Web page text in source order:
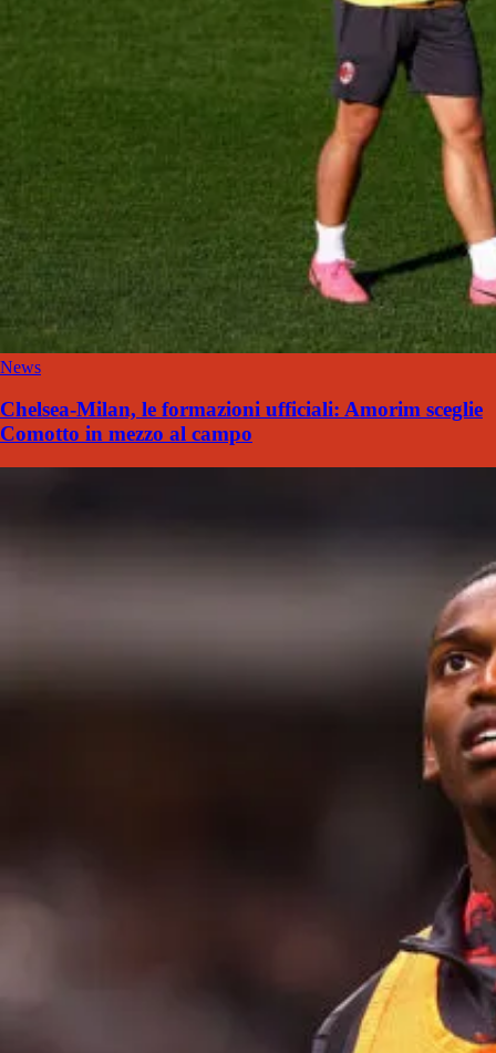
News
Chelsea-Milan, le formazioni ufficiali: Amorim sceglie
Comotto in mezzo al campo